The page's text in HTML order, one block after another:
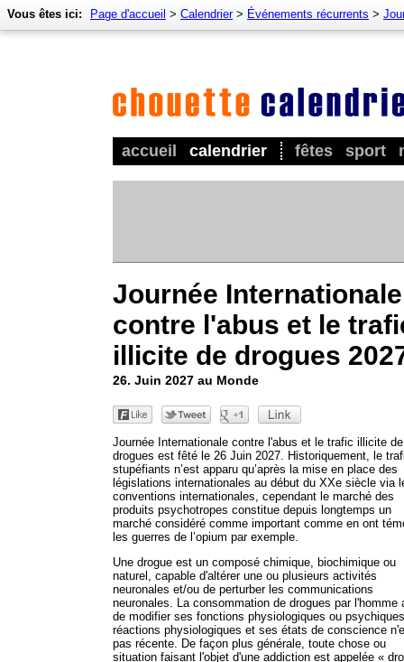
accueil calendrier fêtes sport
Vous êtes ici: Page d'accueil > Calendrier> Événements récurrents >
Journée Internationale
contre l'abus et le
illicite de drogues
26. Juin 2027 au Monde
Journée Internationale contre l'abus et le trafic illicite de
drogues est fêté le 26 Juin 2027. Historiquement, le
stupéfiants n’est apparu qu’après la mise en place des
législations internationales au début du XXe siècle via
conventions internationales, cependant le marché des
produits psychotropes constitue depuis longtemps un
marché considéré comme important comme en ont
les guerres de l’opium par exemple.
Une drogue est un composé chimique, biochimique ou
naturel, capable d'altérer une ou plusieurs activités
neuronales et/ou de perturber les communications
neuronales. La consommation de drogues par l'homme
de modifier ses fonctions physiologiques ou
réactions physiologiques et ses états de conscience
pas récente. De façon plus générale, toute chose ou
situation faisant l'objet d'une addiction est appelée «